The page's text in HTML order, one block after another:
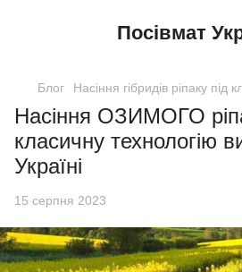
Посівмат
Блог Насіння гібридів ріпаку
Насіння ОЗИМОГО
класичну технологію
Україні
15 серпня 2023